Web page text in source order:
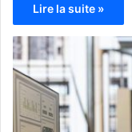
Lire la suite »